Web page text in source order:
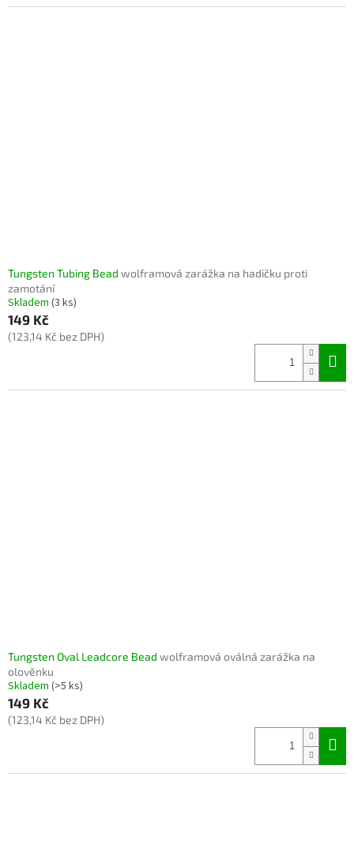
Tungsten Tubing Bead wolframová zarážka na hadičku proti
zamotání
Skladem (3 ks)
149 Kč
(123,14 Kč bez DPH)
Tungsten Oval Leadcore Bead wolframová oválná zarážka na
olověnku
Skladem (>5 ks)
149 Kč
(123,14 Kč bez DPH)